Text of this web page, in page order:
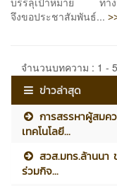
จึงขอประชาสัมพันธ์...
จำนวนบทความ : 1 -
ข่าวล่าสุด
การสรรหาผู้สมค
เทคโนโลยี...
สวส.มทร.ล้านนา
ร่วมกิจ...